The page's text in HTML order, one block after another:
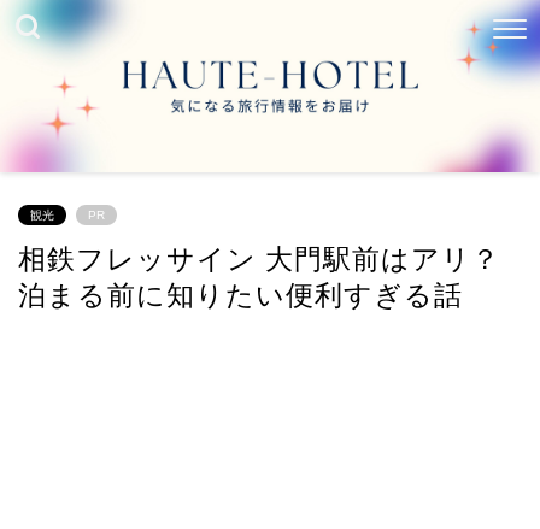
観光 PR
相鉄フレッサイン 大門駅前はアリ？
泊まる前に知りたい便利すぎる話